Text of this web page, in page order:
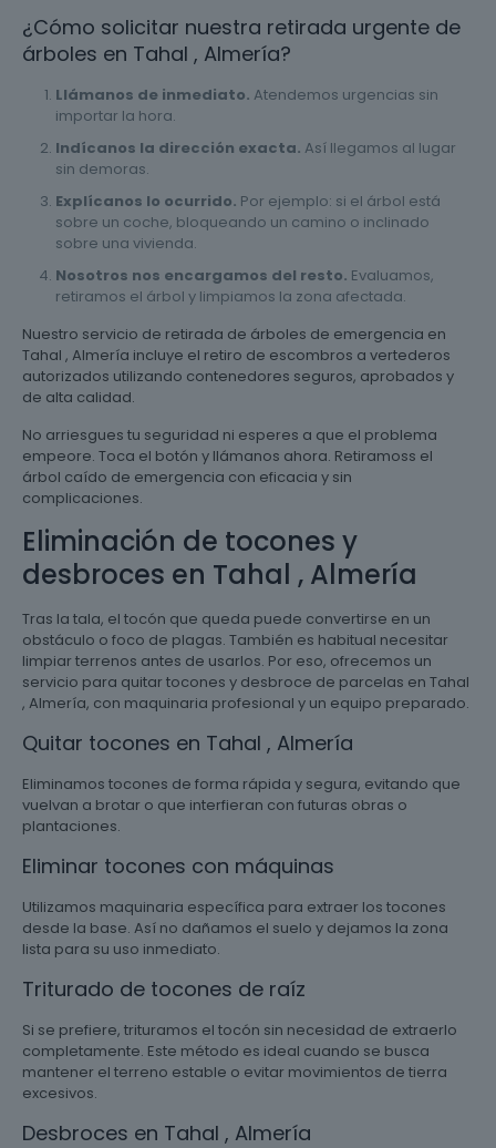
¿Cómo solicitar nuestra retirada urgente de
árboles en Tahal , Almería?
Llámanos de inmediato. Atendemos urgencias sin
importar la hora.
Indícanos la dirección exacta. Así llegamos al lugar
sin demoras.
Explícanos lo ocurrido. Por ejemplo: si el árbol está
sobre un coche, bloqueando un camino o inclinado
sobre una vivienda.
Nosotros nos encargamos del resto. Evaluamos,
retiramos el árbol y limpiamos la zona afectada.
Nuestro servicio de retirada de árboles de emergencia en
Tahal , Almería incluye el retiro de escombros a vertederos
autorizados utilizando contenedores seguros, aprobados y
de alta calidad.
No arriesgues tu seguridad ni esperes a que el problema
empeore. Toca el botón y llámanos ahora. Retiramoss el
árbol caído de emergencia con eficacia y sin
complicaciones.
Eliminación de tocones y
desbroces en Tahal , Almería
Tras la tala, el tocón que queda puede convertirse en un
obstáculo o foco de plagas. También es habitual necesitar
limpiar terrenos antes de usarlos. Por eso, ofrecemos un
servicio para quitar tocones y desbroce de parcelas en Tahal
, Almería, con maquinaria profesional y un equipo preparado.
Quitar tocones en Tahal , Almería
Eliminamos tocones de forma rápida y segura, evitando que
vuelvan a brotar o que interfieran con futuras obras o
plantaciones.
Eliminar tocones con máquinas
Utilizamos maquinaria específica para extraer los tocones
desde la base. Así no dañamos el suelo y dejamos la zona
lista para su uso inmediato.
Triturado de tocones de raíz
Si se prefiere, trituramos el tocón sin necesidad de extraerlo
completamente. Este método es ideal cuando se busca
mantener el terreno estable o evitar movimientos de tierra
excesivos.
Desbroces en Tahal , Almería